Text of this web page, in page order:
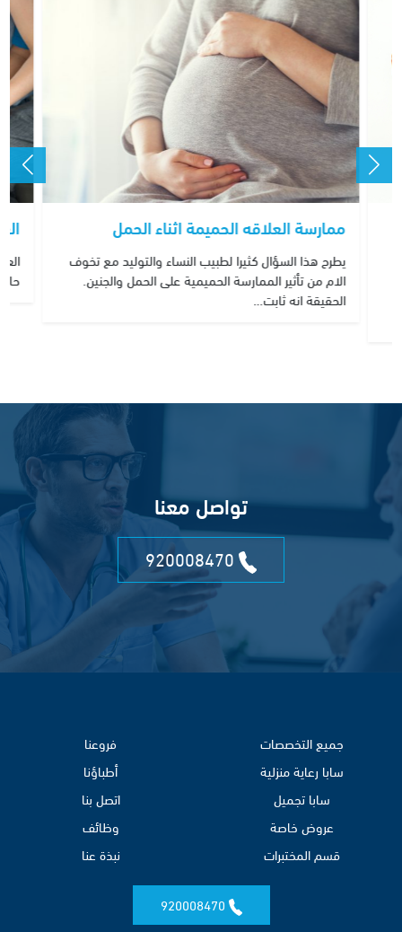
ممارسة العلاقه الحميمة اثناء الحمل
يطرح هذا السؤال كثيرا لطبيب النساء والتوليد مع تخوف
الام من تأثير الممارسة الحميمية على الحمل والجنين.
الحقيقة انه ثابت…
تواصل معنا
جميع التخصصات
سابا رعاية منزلية
سابا تجميل
عروض خاصة
قسم المختبرات
فروعنا
أطباؤنا
اتصل بنا
وظائف
نبذة عنا